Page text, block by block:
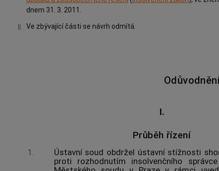
dnem 31. 3. 2011.
Ve zbývající části se návrh odmítá.
I.
Průběh řízení
1. Ústavní soud obdržel ústavní stížnosti
proti rozhodnutím insolvenčního správce